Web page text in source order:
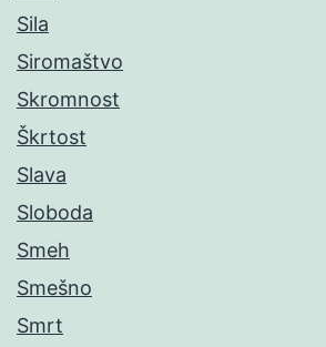
Sila
Siromaštvo
Skromnost
Škrtost
Slava
Sloboda
Smeh
Smešno
Smrt